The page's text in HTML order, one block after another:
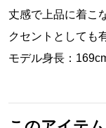
丈感で上品に着こ
クセントとしても
モデル身長：